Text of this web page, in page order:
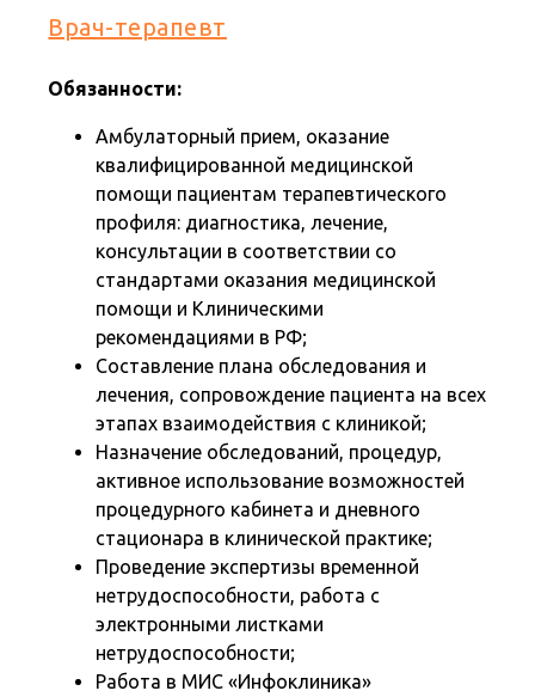
Врач-терапевт
Обязанности:
Амбулаторный прием, оказание
квалифицированной медицинской
помощи пациентам терапевтического
профиля: диагностика, лечение,
консультации в соответствии со
стандартами оказания медицинской
помощи и Клиническими
рекомендациями в РФ;
Составление плана обследования и
лечения, сопровождение пациента на всех
этапах взаимодействия с клиникой;
Назначение обследований, процедур,
активное использование возможностей
процедурного кабинета и дневного
стационара в клинической практике;
Проведение экспертизы временной
нетрудоспособности, работа с
электронными листками
нетрудоспособности;
Работа в МИС «Инфоклиника»